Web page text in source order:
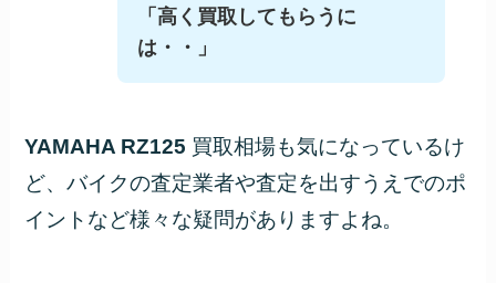
「高く買取してもらうに
は・・」
YAMAHA RZ125 買取相場も気になっているけ
ど、バイクの査定業者や査定を出すうえでのポ
イントなど様々な疑問がありますよね。